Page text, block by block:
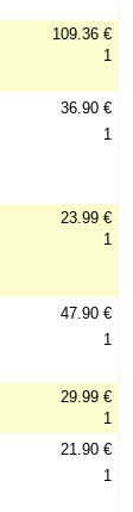
109.36 €
1
36.90 €
1
23.99 €
1
47.90 €
1
29.99 €
1
21.90 €
1